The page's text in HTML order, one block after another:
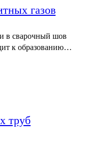
газов
в сварочный шов
к образованию…
труб